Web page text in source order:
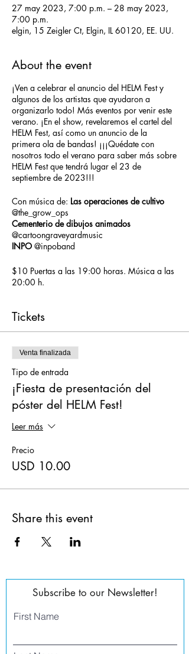
27 may 2023, 7:00 p.m. – 28 may 2023,
7:00 p.m.
elgin, 15 Zeigler Ct, Elgin, IL 60120, EE. UU.
About the event
¡Ven a celebrar el anuncio del HELM Fest y
algunos de los artistas que ayudaron a
organizarlo todo! Más eventos por venir este
verano. ¡En el show, revelaremos el cartel del
HELM Fest, así como un anuncio de la
primera ola de bandas! ¡¡¡Quédate con
nosotros todo el verano para saber más sobre
HELM Fest que tendrá lugar el 23 de
septiembre de 2023!!!
Con música de: Las operaciones de cultivo
@the_grow_ops
Cementerio de dibujos animados
@cartoongraveyardmusic
INPO @inpoband
$10 Puertas a las 19:00 horas. Música a las
20:00 h.
Tickets
Venta finalizada
Tipo de entrada
¡Fiesta de presentación del
póster del HELM Fest!
Leer más
Precio
USD 10.00
Share this event
Subscribe to our Newsletter!
First Name